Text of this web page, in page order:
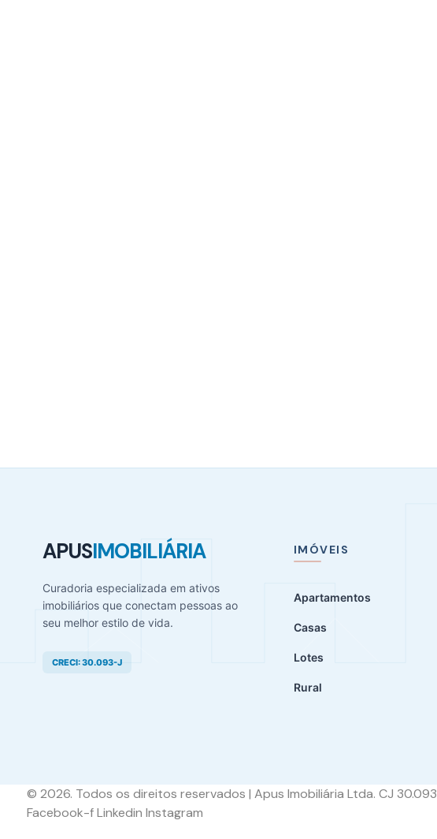
APUSIMOBILIÁRIA
Curadoria especializada em ativos
imobiliários que conectam pessoas ao
seu melhor estilo de vida.
CRECI: 30.093-J
IMÓVEIS
Apartamentos
Casas
Lotes
Rural
© 2026. Todos os direitos reservados | Apus Imobiliária Ltda. CJ 30.093
Facebook-f Linkedin Instagram